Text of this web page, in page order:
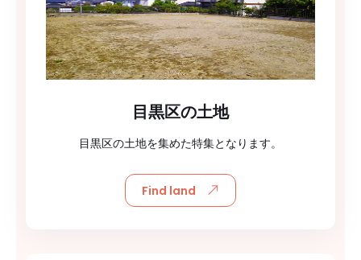
目黒区の土地
目黒区の土地を集めた特集となります。
Find land